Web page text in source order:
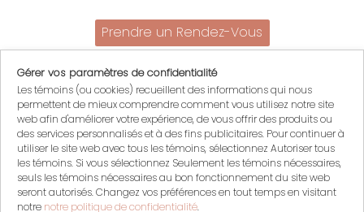
Prendre un Rendez-Vous
Promotions
Nous joindre
Politiques
English
Mon compte
Mon panier
Se connecter
S'inscrire
Gérer vos paramètres de confidentialité
Les témoins (ou cookies) recueillent des informations qui nous
permettent de mieux comprendre comment vous utilisez notre site
web afin d'améliorer votre expérience, de vous offrir des produits ou
des services personnalisés et à des fins publicitaires. Pour continuer à
utiliser le site web avec tous les témoins, sélectionnez Autoriser tous
les témoins. Si vous sélectionnez Seulement les témoins nécessaires,
seuls les témoins nécessaires au bon fonctionnement du site web
seront autorisés. Changez vos préférences en tout temps en visitant
notre notre politique de confidentialité.